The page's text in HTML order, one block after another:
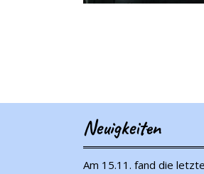
Neuigkeiten
Am 15.11. fand die